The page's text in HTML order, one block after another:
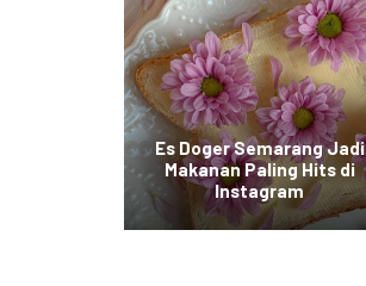
Es Doger Semarang Jadi
Makanan Paling Hits di
Instagram